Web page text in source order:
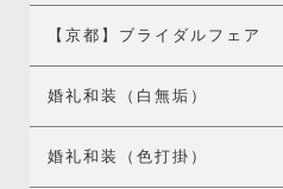
【京都】ブライダルフェア
婚礼和装（白無垢）
婚礼和装（色打掛）